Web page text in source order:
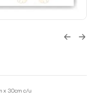
x 30cm c/u